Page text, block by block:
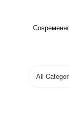
Search